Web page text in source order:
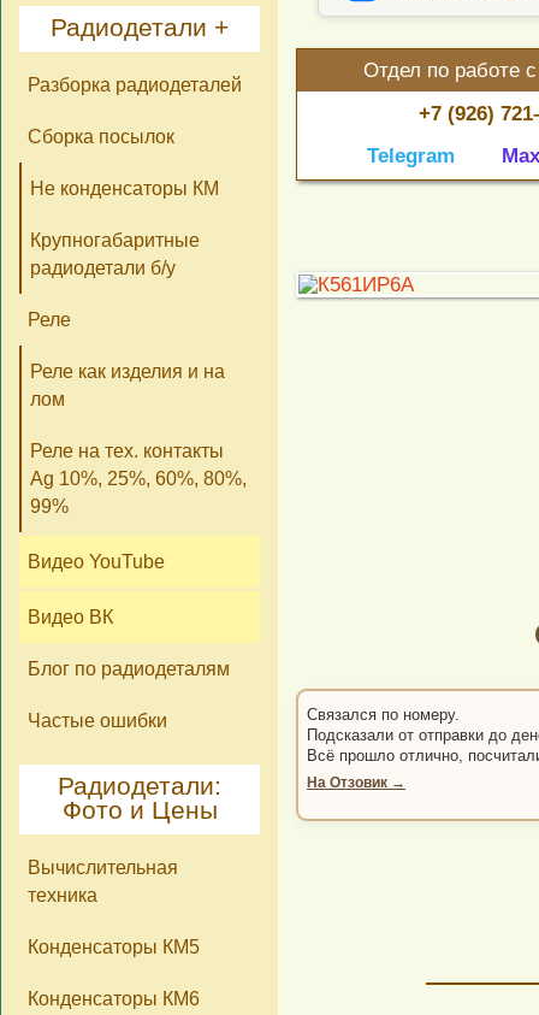
Отдел по работе
+7 (926)
Telegram
Max
Связался по номеру.
Подсказали от отправки до
Всё прошло отлично,
На Отзовик →
Радиодетали +
Разборка радиодеталей
Сборка посылок
Не конденсаторы КМ
Крупногабаритные
радиодетали б/у
Реле
Реле как изделия и на
лом
Реле на тех. контакты
Ag 10%, 25%, 60%, 80%,
99%
Видео YouTube
Видео ВК
Блог по радиодеталям
Частые ошибки
Радиодетали:
Фото и Цены
Вычислительная
техника
Конденсаторы КМ5
Конденсаторы КМ6